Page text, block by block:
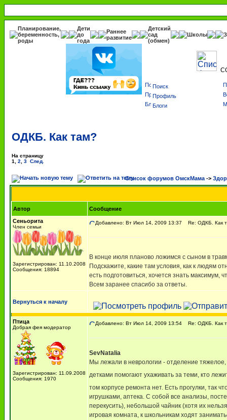
Планирование,
беременность,
роды
Дети
до
года
Раннее
развитие
Детский
сад
(обмен)
Школы
Поиск
Профиль
Блоги
ОДКБ. Как там?
На страницу
1
2 3 След.
Список форумов ОмскМама ->
Автор
Сообщение
Сеньорита
Член семьи
Зарегистрирован: 11.10.2008
Сообщения: 18894
Добавлено: Вт Июл 14, 2009 13:37 Re: ОДКБ. Как
В конце июля планово ложимся с сыном в
Подскажите, какие там условия, как к людям
есть подготовиться, хочется знать
Всем заранее спасибо за ответы.
Вернуться к началу
Птица
Добрая фея модератор
Зарегистрирован: 11.09.2008
Сообщения: 1970
Добавлено: Вт Июл 14, 2009 13:54 Re: ОДКБ. Как
SevNatalia
Мы лежали в неврологии - отделение
детками помогают ухаживать за теми, кто
том корпусе ремонта нет. Есть прогулки, так
игрушками, аптека. С собой все анализы,
перекусить), небольшой чайник (хотя их
игровая комната, к школьникам ходят